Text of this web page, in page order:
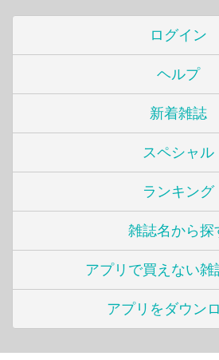
ログイン
ヘルプ
新着雑誌
スペシャル
ランキング
雑誌名から探
アプリで買えない雑
アプリをダウン